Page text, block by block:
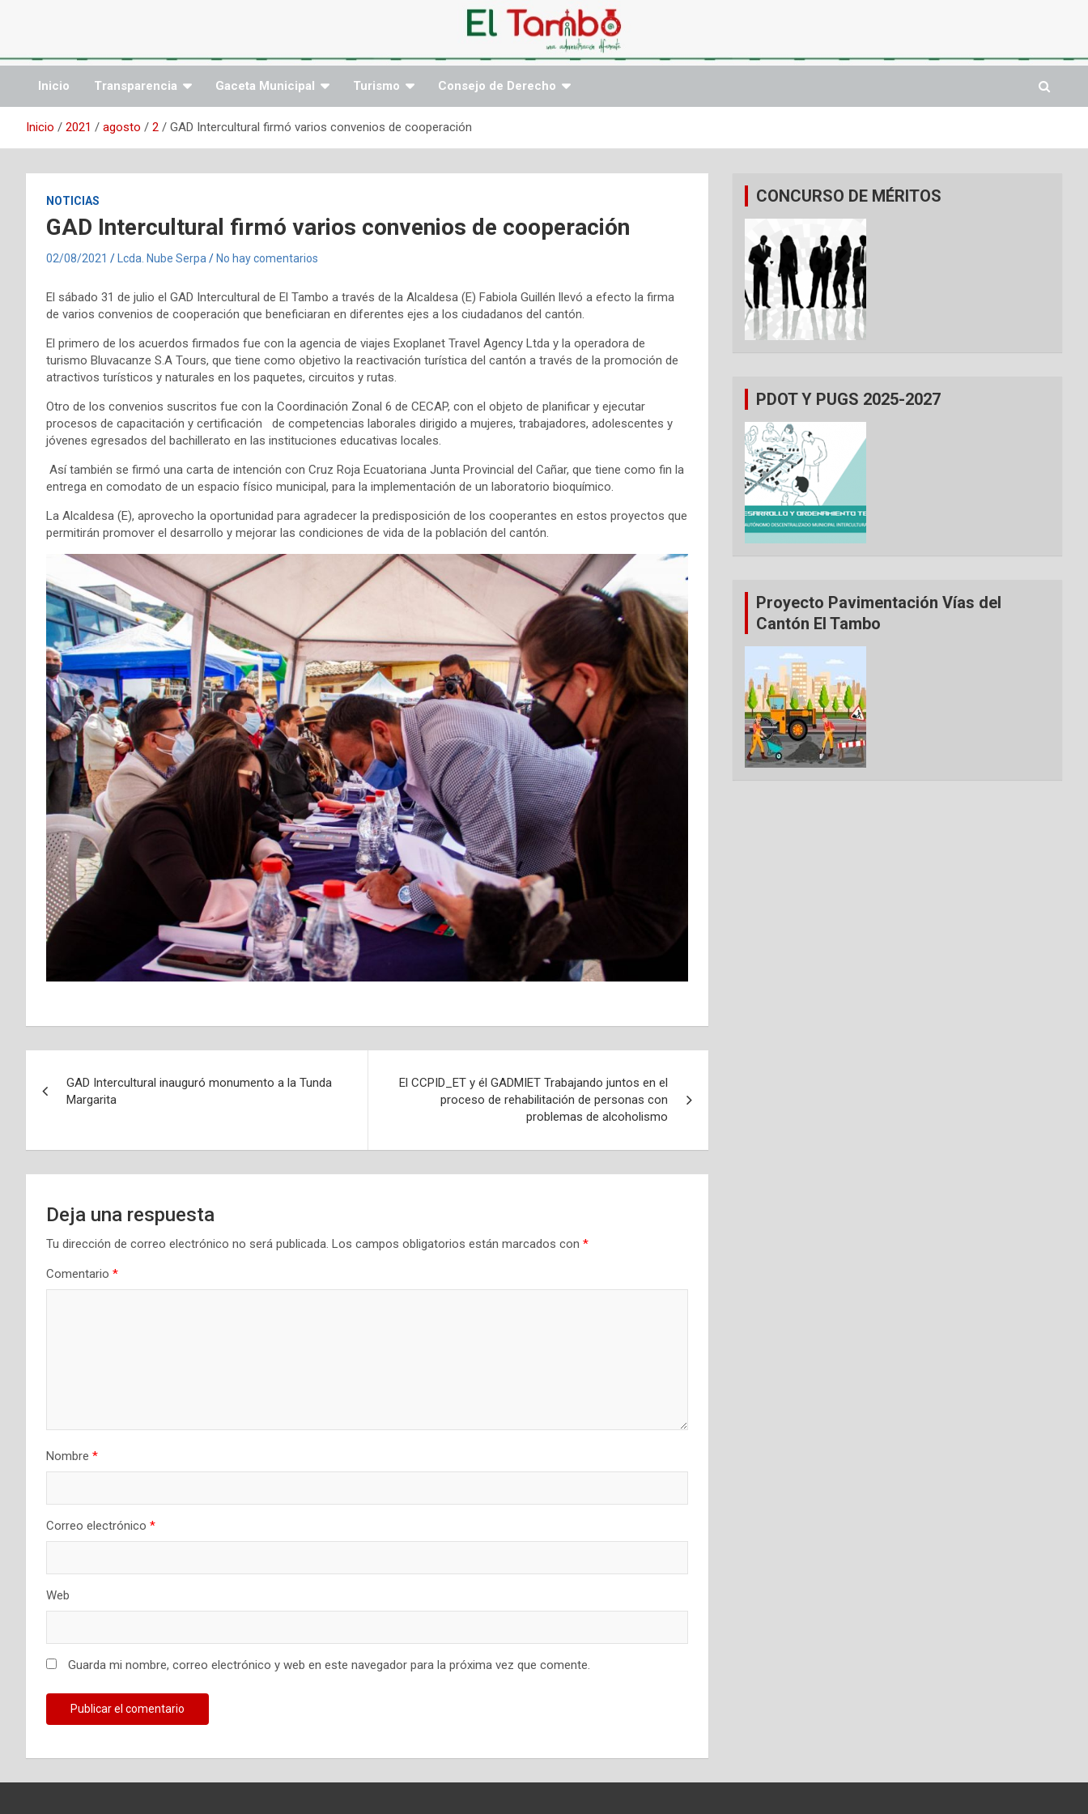
Inicio Transparencia Gaceta Municipal Turismo Consejo de Derecho
Inicio 2021 agosto 2 GAD Intercultural firmó varios convenios de cooperación
NOTICIAS
GAD Intercultural firmó varios convenios de cooperación
02/08/2021 Lcda. Nube Serpa No hay comentarios
El sábado 31 de julio el GAD Intercultural de El Tambo a través de la Alcaldesa (E) Fabiola Guillén llevó a efecto la firma
de varios convenios de cooperación que beneficiaran en diferentes ejes a los ciudadanos del cantón.
El primero de los acuerdos firmados fue con la agencia de viajes Exoplanet Travel Agency Ltda y la operadora de
turismo Bluvacanze S.A Tours, que tiene como objetivo la reactivación turística del cantón a través de la promoción de
atractivos turísticos y naturales en los paquetes, circuitos y rutas.
Otro de los convenios suscritos fue con la Coordinación Zonal 6 de CECAP, con el objeto de planificar y ejecutar
procesos de capacitación y certificación de competencias laborales dirigido a mujeres, trabajadores, adolescentes y
jóvenes egresados del bachillerato en las instituciones educativas locales.
Así también se firmó una carta de intención con Cruz Roja Ecuatoriana Junta Provincial del Cañar, que tiene como fin la
entrega en comodato de un espacio físico municipal, para la implementación de un laboratorio bioquímico.
La Alcaldesa (E), aprovecho la oportunidad para agradecer la predisposición de los cooperantes en estos proyectos que
permitirán promover el desarrollo y mejorar las condiciones de vida de la población del cantón.
de
GAD Intercultural inauguró monumento a la Tunda
Margarita
El CCPID_ET y él GADMIET Trabajando juntos en el
proceso de rehabilitación de personas con
problemas de alcoholismo
Deja una respuesta
Tu dirección de correo electrónico no será publicada. Los campos obligatorios están marcados con *
Comentario *
Nombre *
Correo electrónico *
Web
Guarda mi nombre, correo electrónico y web en este navegador para la próxima vez que comente.
CONCURSO DE MÉRITOS
PDOT Y PUGS 2025-2027
Proyecto Pavimentación Vías del
Cantón El Tambo